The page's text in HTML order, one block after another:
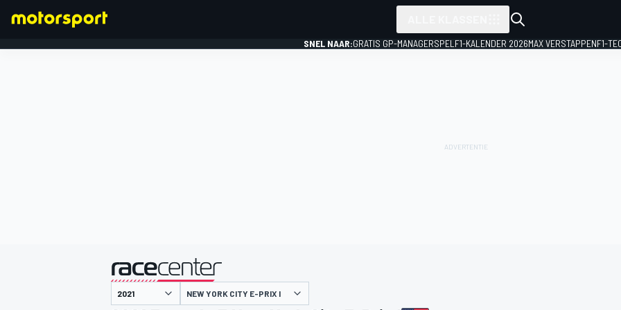
SNEL NAAR:GRATIS GP-MANAGERSPEL F1-KALENDER 2026MAX VERSTAPPENF1-
gepresenteerd door
NEW YORK CITY E-PRIX I